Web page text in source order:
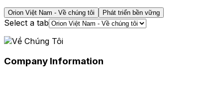
Orion Việt Nam - Về chúng tôi Phát triển bền vững
Select a tab
Company Information